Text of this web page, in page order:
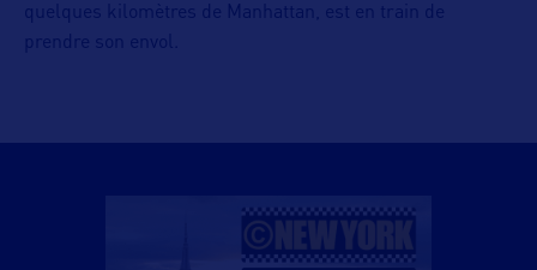
quelques kilomètres de Manhattan, est en train de
prendre son envol.